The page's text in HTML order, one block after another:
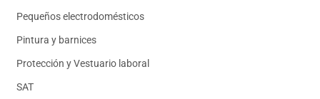
Pequeños electrodomésticos
Pintura y barnices
Protección y Vestuario laboral
SAT